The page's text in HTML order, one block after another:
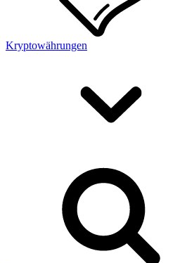
Kryptowährungen